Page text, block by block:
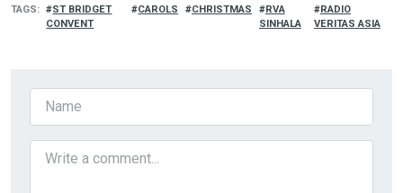
TAGS
ST BRIDGET
CONVENT
CAROLS CHRISTMAS
RVA
SINHALA
RADIO
VERITAS ASIA